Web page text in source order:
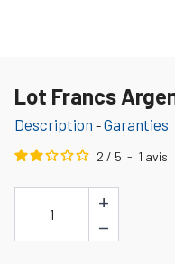
Lot Francs
Description -Garanties
2 / 5 - 1 avis
1
+
−